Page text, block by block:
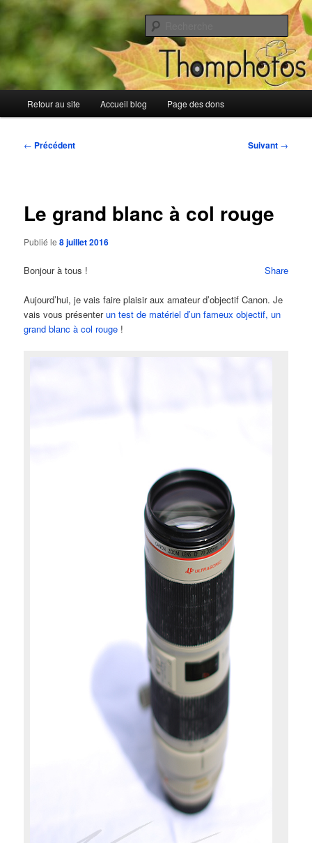
Aller
au
Blog de Thomphotos
Blog de Thomphotos
principal
Retour au site Accueil blog Page des dons
Navigation
← Précédent Suivant →
Le grand blanc à col rouge
Publié le8 juillet 2016
Share
Bonjour à tous !
Aujourd’hui, je vais faire plaisir aux amateur d’objectif Canon. Je
vais vous présenterun test de matériel d’un fameux objectif, un
grand blanc à col rouge !